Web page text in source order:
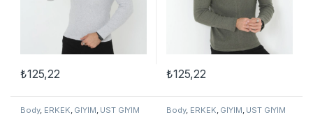
₺125,22 ₺125,22
Body, ERKEK, GİYİM, ÜST GİYİM Body, ERKEK, GİYİM, ÜST GİYİM